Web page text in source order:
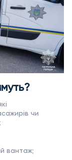
чи
вантаж;